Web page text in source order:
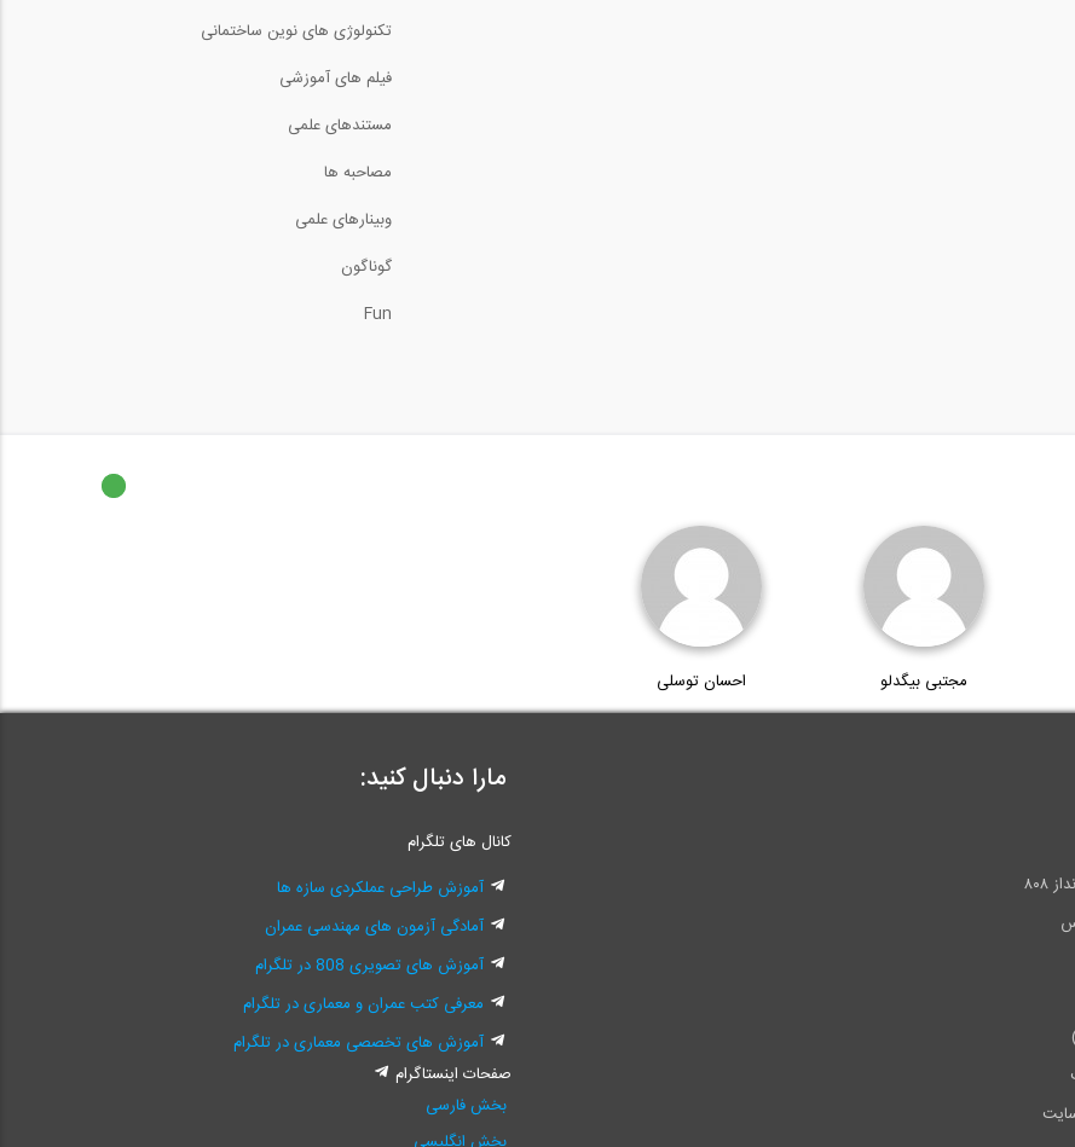
کنترل فشردگی مقاطع
فولادی در برنامه...
بارهای مختلف (...
به نفع اطمینان...
تکنولوژی های نوین ساختمانی
فیلم های آموزشی
مستندهای علمی
مصاحبه ها
وبینارهای علمی
گوناگون
Fun
مجتبی بیگدلو احسان توسلی
مارا دنبال کنید:
کانال های تلگرام
آموزش طراحی عملکردی سازه ها
آمادگی آزمون های مهندسی عمران
آموزش های تصویری 808 در تلگرام
معرفی کتب عمران و معماری در تلگرام
آموزش های تخصصی معماری در تلگرام
صفحات اینستاگرام
بخش فارسی